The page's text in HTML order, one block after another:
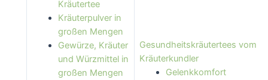
Kräutertee
Kräuterpulver in
großen Mengen
Gewürze, Kräuter
und Würzmittel in
großen Mengen
Gesundheitskräutertees vom
Kräuterkundler
Gelenkkomfort